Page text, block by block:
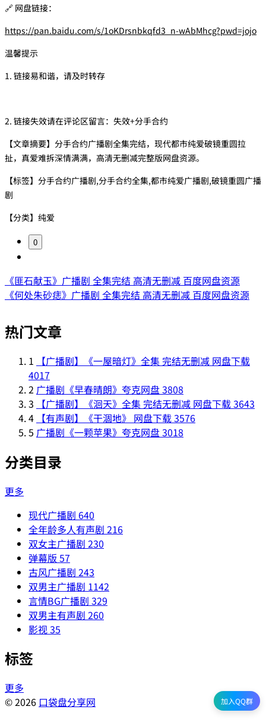
🔗 网盘链接：
https://pan.baidu.com/s/1oKDrsnbkqfd3_n-wAbMhcg?pwd=jojo
温馨提示
1. 链接易和谐，请及时转存
2. 链接失效请在评论区留言：失效+分手合约
【文章摘要】分手合约广播剧全集完结，现代都市纯爱破镜重圆拉
扯，真爱难拆深情满满，高清无删减完整版网盘资源。
【标签】分手合约广播剧,分手合约全集,都市纯爱广播剧,破镜重圆广播
剧
【分类】纯爱
0
《匪石献玉》广播剧 全集完结 高清无删减 百度网盘资源
《何处朱砂痣》广播剧 全集完结 高清无删减 百度网盘资源
热门文章
1
【广播剧】《一屋暗灯》全集 完结无删减 网盘下载
4017
2 广播剧《早春晴朗》夸克网盘3808
3
【广播剧】《洄天》全集 完结无删减 网盘下载3643
4 【有声剧】《干涸地》 网盘下载3576
5 广播剧《一颗苹果》夸克网盘3018
分类目录
更多
现代广播剧 640
全年龄多人有声剧 216
双女主广播剧 230
弹幕版 57
古风广播剧 243
双男主广播剧 1142
言情BG广播剧 329
双男主有声剧 260
影视35
标签
更多
© 2026 口袋盘分享网 加入QQ群